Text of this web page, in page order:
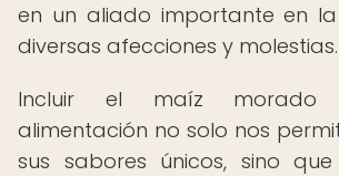
en un aliado importante en
diversas afecciones y molestias.
Incluir el maíz morado
alimentación no solo nos
sus sabores únicos, sino